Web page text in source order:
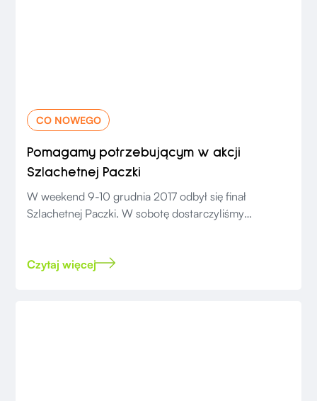
CO NOWEGO
Pomagamy potrzebującym w akcji
Szlachetnej Paczki
W weekend 9-10 grudnia 2017 odbył się finał
Szlachetnej Paczki. W sobotę dostarczyliśmy
Czytaj więcej